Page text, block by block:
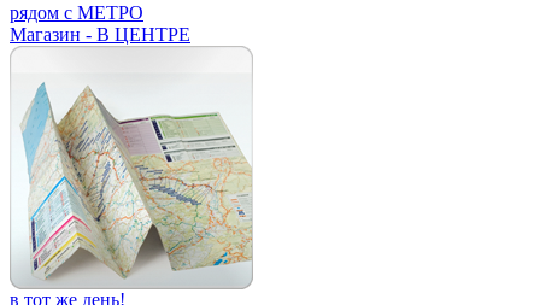
рядом с МЕТРО
Магазин - В ЦЕНТРЕ
в тот же день!